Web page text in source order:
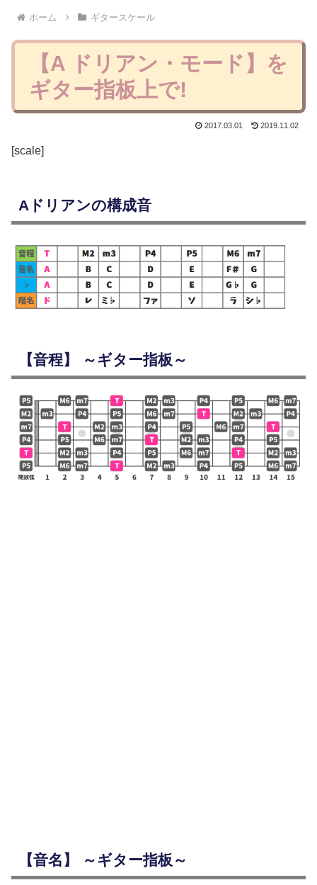
ホーム ギタースケール
【A ドリアン・モード】を
ギター指板上で!
2017.03.01 2019.11.02
[scale]
Aドリアンの構成音
【音程】 ～ギター指板～
【音名】 ～ギター指板～